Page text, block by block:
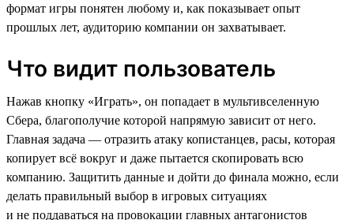
формат игры понятен любому и, как показывает опыт
прошлых лет, аудиторию компании он захватывает.
Что видит пользователь
Нажав кнопку «Играть», он попадает в мультивселенную
Сбера, благополучие которой напрямую зависит от него.
Главная задача — отразить атаку копистанцев, расы, которая
копирует всё вокруг и даже пытается скопировать всю
компанию. Защитить данные и дойти до финала можно, если
делать правильный выбор в игровых ситуациях
и не поддаваться на провокации главных антагонистов